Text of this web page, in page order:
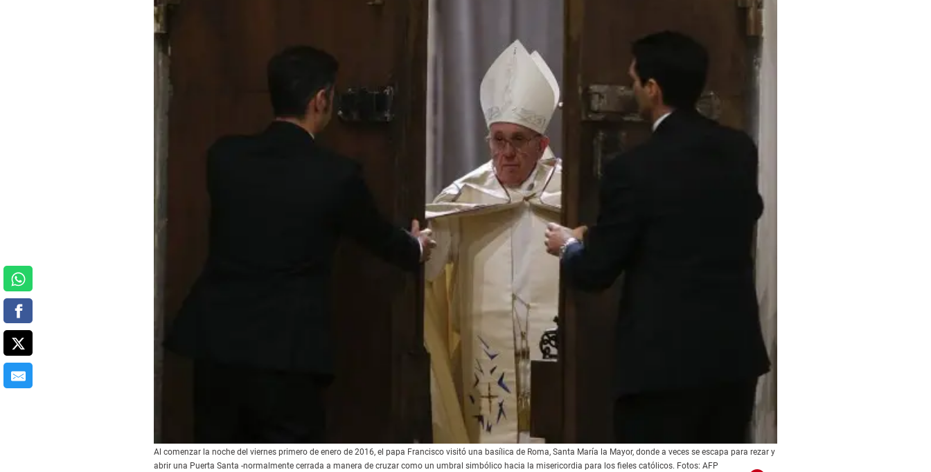
Al comenzar la noche del viernes primero de enero de 2016, el papa Francisco visitó una basílica de Roma, Santa María la Mayor, donde a veces se escapa para rezar y
abrir una Puerta Santa -normalmente cerrada a manera de cruzar como un umbral simbólico hacia la misericordia para los fieles católicos. Fotos: AFP